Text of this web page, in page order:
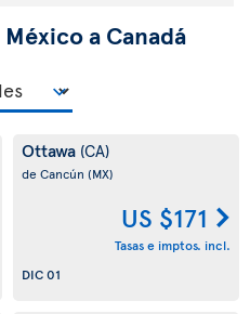
México a Canadá
Ottawa (CA)
de Cancún (MX)
US $171
Tasas e imptos. incl.
DIC 01